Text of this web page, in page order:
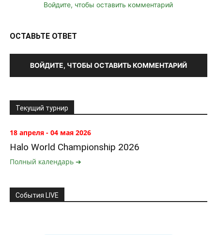
Войдите, чтобы оставить комментарий
ОСТАВЬТЕ ОТВЕТ
ВОЙДИТЕ, ЧТОБЫ ОСТАВИТЬ КОММЕНТАРИЙ
Текущий турнир
18 апреля - 04 мая 2026
Halo World Championship 2026
Полный календарь ➔
События LIVE